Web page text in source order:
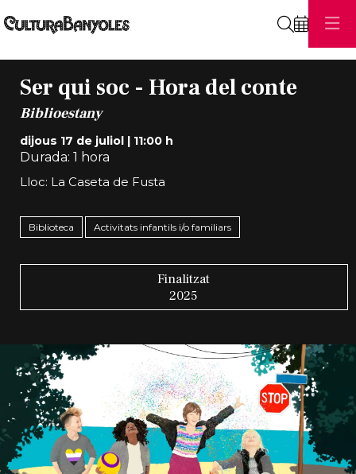
Ser qui soc - Hora del conte
Biblioestany
dijous 17 de juliol| 11:00 h
Durada: 1 hora
Lloc: La Caseta de Fusta
Biblioteca Activitats infantils i/o familiars
Finalitzat
2025